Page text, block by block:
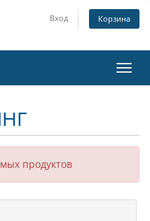
Вход Корзина
продуктов